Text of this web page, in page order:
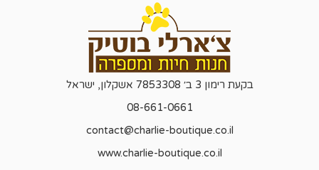
בקעת רימון 3 ב׳ 7853308 אשקלון, ישראל
08-661-0661
contact@charlie-boutique.co.il
www.charlie-boutique.co.il